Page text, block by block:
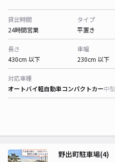
貸出時間
24時間営業
タイプ
平置き
長さ
430cm 以下
車幅
230cm 以下
対応車種
オートバイ軽自動車コンパクトカー中
野出町駐車場(4)